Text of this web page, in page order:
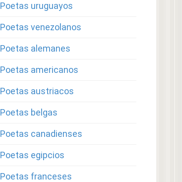
Poetas uruguayos
Poetas venezolanos
Poetas alemanes
Poetas americanos
Poetas austriacos
Poetas belgas
Poetas canadienses
Poetas egipcios
Poetas franceses